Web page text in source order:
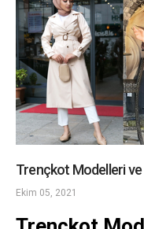
Trençkot Modelleri ve
Ekim 05, 2021